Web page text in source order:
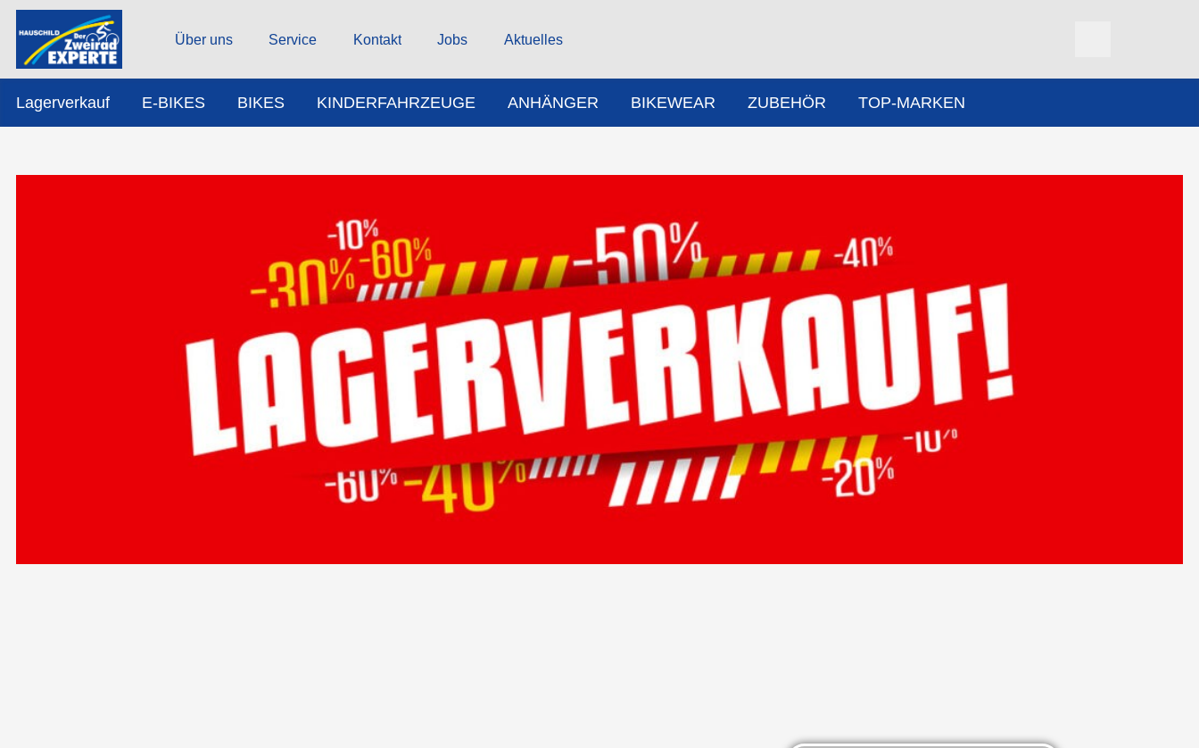
Über uns Service Kontakt Jobs Aktuelles
Lagerverkauf E-BIKES BIKES KINDERFAHRZEUGE ANHÄNGER BIKEWEAR ZUBEHÖR TOP-MARKEN